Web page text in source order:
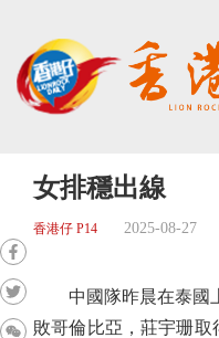
女排穩出線
香港仔 P14 2025-08-27
中國隊昨晨在泰國上
敗哥倫比亞，莊宇珊取